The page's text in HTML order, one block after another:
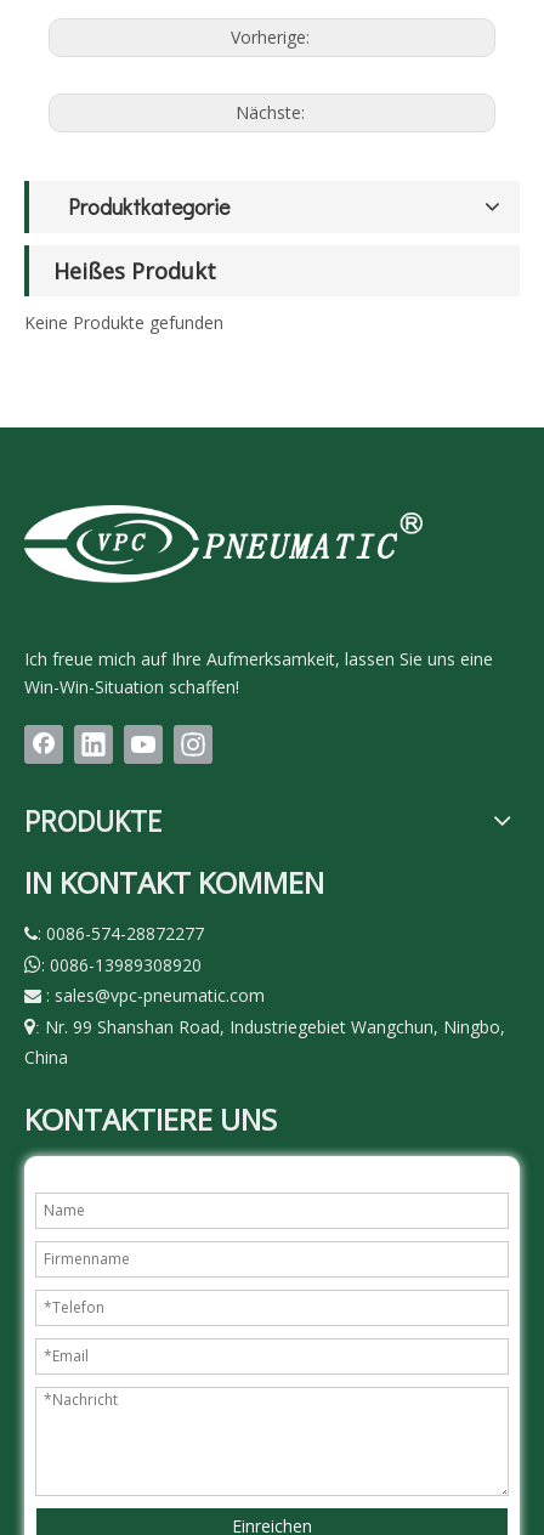
Vorherige:
Nächste:
Produktkategorie
Heißes Produkt
Keine Produkte gefunden
Ich freue mich auf Ihre Aufmerksamkeit, lassen Sie uns eine
Win-Win-Situation schaffen!
PRODUKTE
IN KONTAKT KOMMEN
: 0086-574-28872277
: 0086-13989308920
 : sales@vpc-pneumatic.com
: Nr. 99 Shanshan Road, Industriegebiet Wangchun, Ningbo,
China
KONTAKTIERE UNS
Einreichen